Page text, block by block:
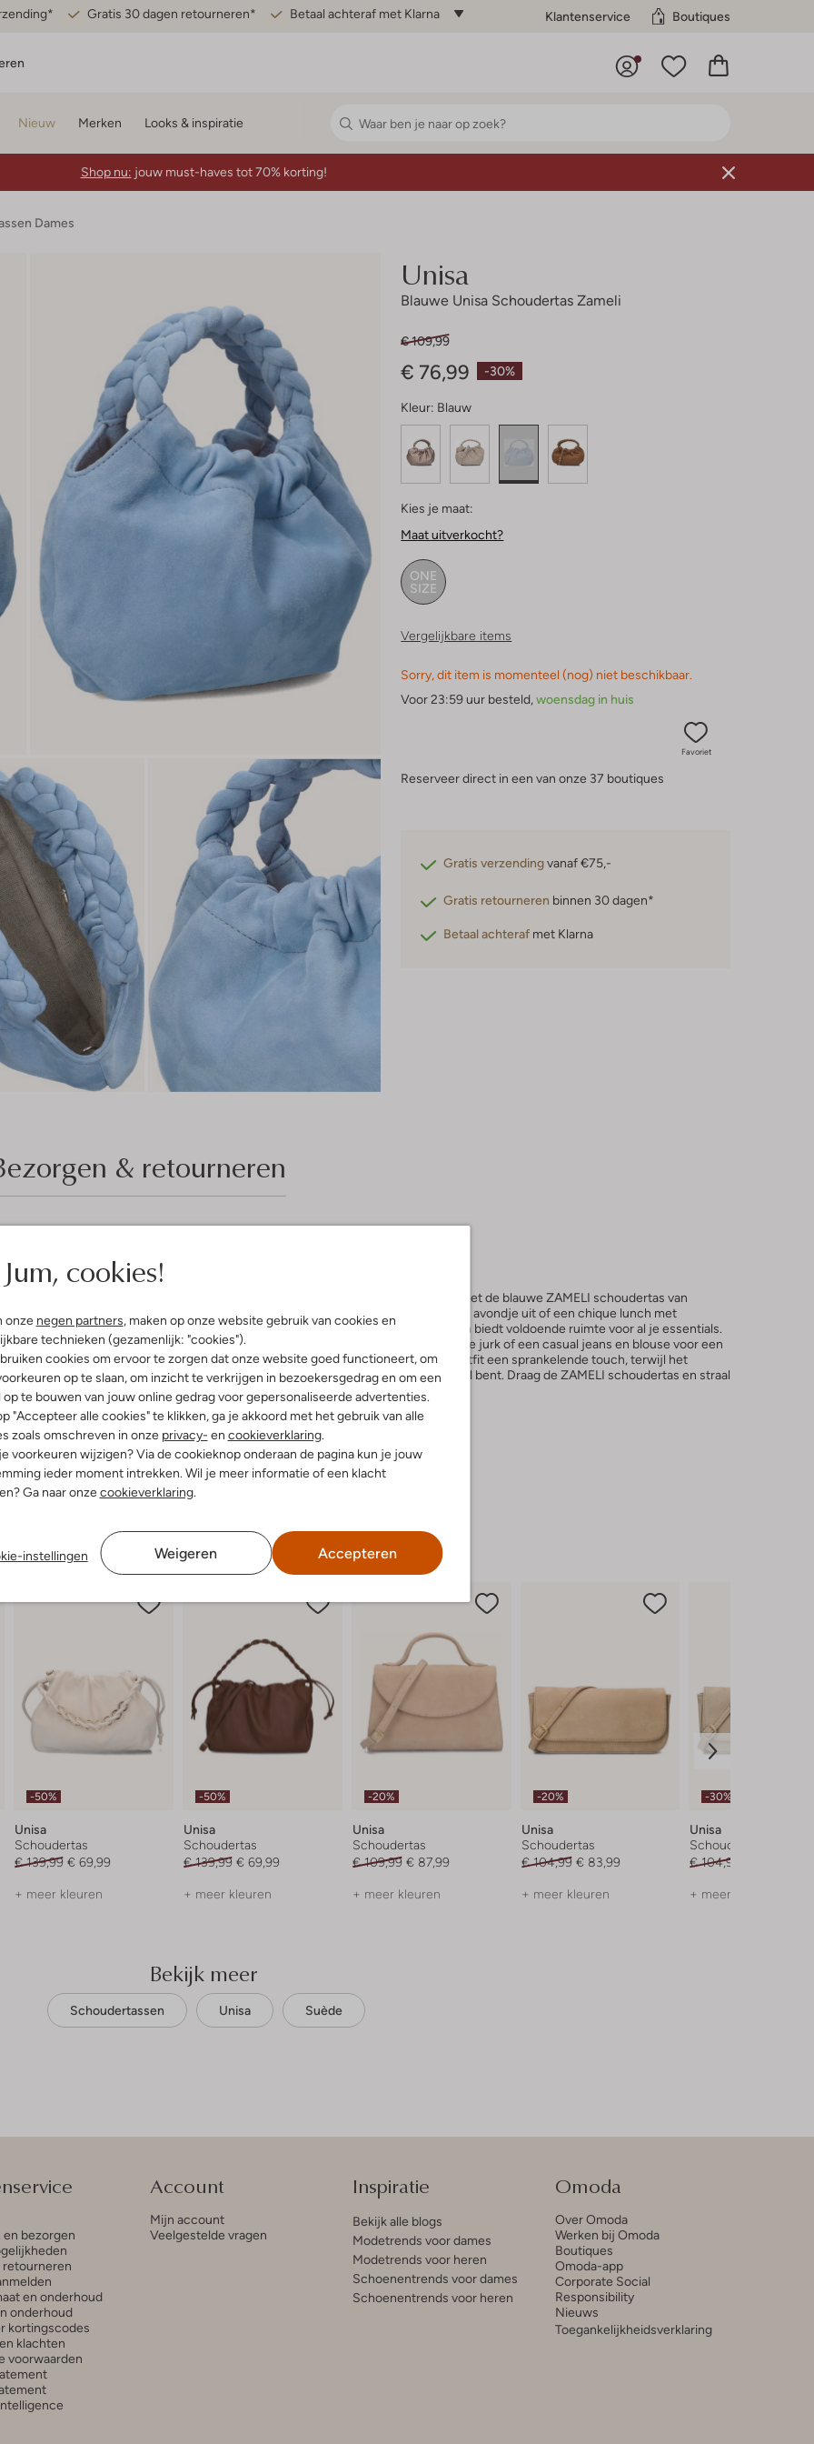
Gratis 30 dagen retourneren* Betaal achteraf met Klarna Klantenservice Boutiques
Jum, cookies!
onze negen partners, maken op onze website gebruik van cookies en
technieken (gezamenlijk: "cookies").
cookies om ervoor te zorgen dat onze website goed functioneert, om
op te slaan, om inzicht te verkrijgen in bezoekersgedrag en om een
op te bouwen van jouw online gedrag voor gepersonaliseerde advertenties.
"Accepteer alle cookies" te klikken, ga je akkoord met het gebruik van alle
zoals omschreven in onze privacy- en cookieverklaring.
voorkeuren wijzigen? Via de cookieknop onderaan de pagina kun je jouw
ieder moment intrekken. Wil je meer informatie of een klacht
Ga naar onzecookieverklaring.
instellingen Weigeren Accepteren
Nieuw Merken Looks & inspiratie
Shop nu: jouw must-haves tot 70% korting!
Dames
Unisa
Blauwe Unisa Schoudertas Zameli
-30%
€ 109,99
€ 76,99
Kleur: Blauw
Kies je maat:
Maat uitverkocht?
ONE
SIZE
Vergelijkbare items
Sorry, dit item is momenteel (nog) niet beschikbaar.
Voor 23:59 uur besteld, woensdag in huis
Favoriet
Reserveer direct in een van onze 37 boutiques
Gratis verzendingvanaf €75,-
Gratis retourneren binnen 30 dagen*
Betaal achteraf met Klarna
& retourneren
& Pasvorm
Suède
Textiel
17 X 5 X 15 Cm
Nee
Voeg een vleugje glamour toe aan je outfit met de blauwe ZAMELI schoudertas van
UNISA. Deze stijlvolle tas is perfect voor een avondje uit of een chique lunch met
vriendinnen. De binnenkant van zacht katoen biedt voldoende ruimte voor al je essentials.
Combineer deze tas met een elegante zwarte jurk of een casual jeans en blouse voor een
verfijnde look. De blauwe kleur geeft elke outfit een sprankelende touch, terwijl het
tijdloze design ervoor zorgt dat je altijd in stijl bent. Draag de ZAMELI schoudertas en straal
zelfvertrouwen uit bij elke gelegenheid.
-50%
Unisa
Schoudertas
€ 139,99 € 69,99
+ meer kleuren
-50%
Unisa
Schoudertas
€ 139,99 € 69,99
+ meer kleuren
-20%
Unisa
Schoudertas
€ 109,99 € 87,99
+ meer kleuren
-20%
Unisa
Schoudertas
€ 104,99 € 83,99
+ meer kleuren
-30%
Unisa
Schoudertas
€ 104,99
+ meer kleuren
Bekijk meer
Schoudertassen Unisa Suède
en bezorgen
retourneren
en onderhoud
onderhoud
kortingscodes
klachten
voorwaarden
Account
Mijn account
Veelgestelde vragen
Inspiratie
Bekijk alle blogs
Modetrends voor dames
Modetrends voor heren
Schoenentrends voor dames
Schoenentrends voor heren
Omoda
Over Omoda
Werken bij Omoda
Boutiques
Omoda-app
Corporate Social
Responsibility
Nieuws
Toegankelijkheidsverklaring